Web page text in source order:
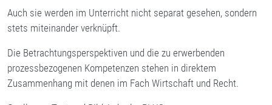
Auch sie werden im Unterricht nicht separat gesehen, sondern
stets miteinander verknüpft.
Die Betrachtungsperspektiven und die zu erwerbenden
prozessbezogenen Kompetenzen stehen in direktem
Zusammenhang mit denen im Fach Wirtschaft und Recht.